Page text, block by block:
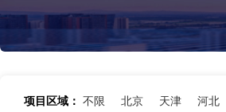
项目区域： 不限 北京 天津 河北